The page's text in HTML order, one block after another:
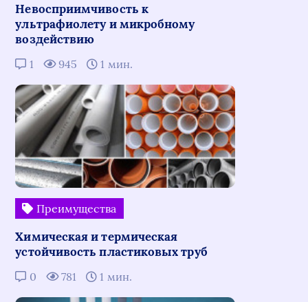
Невосприимчивость к
ультрафиолету и микробному
воздействию
1 945 1 мин.
Преимущества
Химическая и термическая
устойчивость пластиковых труб
0 781 1 мин.